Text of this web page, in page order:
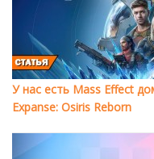
У нас есть Mass Effect
Expanse: Osiris Reborn